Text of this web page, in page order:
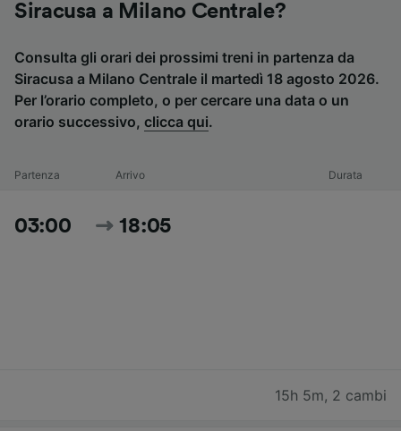
Siracusa a Milano Centrale?
Consulta gli orari dei prossimi treni in partenza da
Siracusa a Milano Centrale il martedì 18 agosto 2026.
Per l’orario completo, o per cercare una data o un
orario successivo, clicca qui.
Partenza Arrivo Durata
03:00 18:05
15h 5m, 2 cambi